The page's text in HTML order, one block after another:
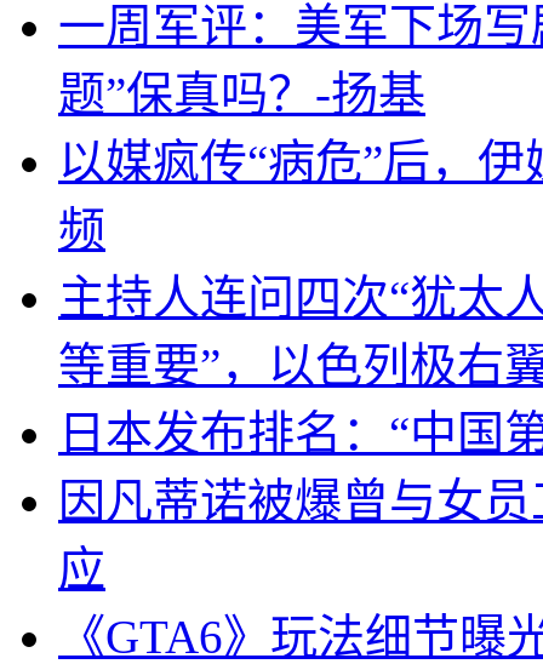
一周军评：美军下场
题”保真吗？-扬基
以媒疯传“病危”后，
频
主持人连问四次“犹太
等重要”，以色列极右
日本发布排名：“中国
因凡蒂诺被爆曾与女
应
《GTA6》玩法细节